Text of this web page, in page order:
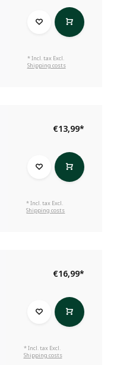
* Incl. tax Excl.
Shipping costs
€13,99*
* Incl. tax Excl.
Shipping costs
€16,99*
* Incl. tax Excl.
Shipping costs